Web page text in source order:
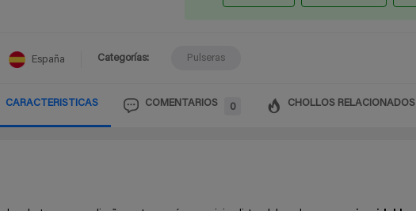
España Categorías: Pulseras
CARACTERISTICAS COMENTARIOS 0 CHOLLOS RELACIONADOS